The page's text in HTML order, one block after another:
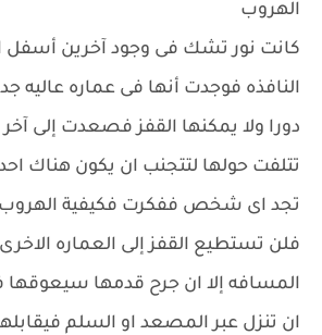
الهروب
كانت نور تشك فى وجود آخرين
النافذه فوجدت أنها فى عماره عاليه
دورا ولا يمكنها القفز فصعدت إلى
تتلفت حولها لتتجنب ان يكون هناك
تجد اى شخص ففكرت فكيفية الهروب
فلن تستطيع القفز إلى العماره
المسافه إلا ان جرح قدمها سيعوقها
ان تنزل عبر المصعد او السلم